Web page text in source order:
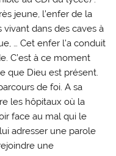
jeune, l’enfer de la
vivant dans des caves à
… Cet enfer l’a conduit
C’est à ce moment
que Dieu est présent.
de foi. A sa
les hôpitaux où la
face au mal qui le
adresser une parole
une